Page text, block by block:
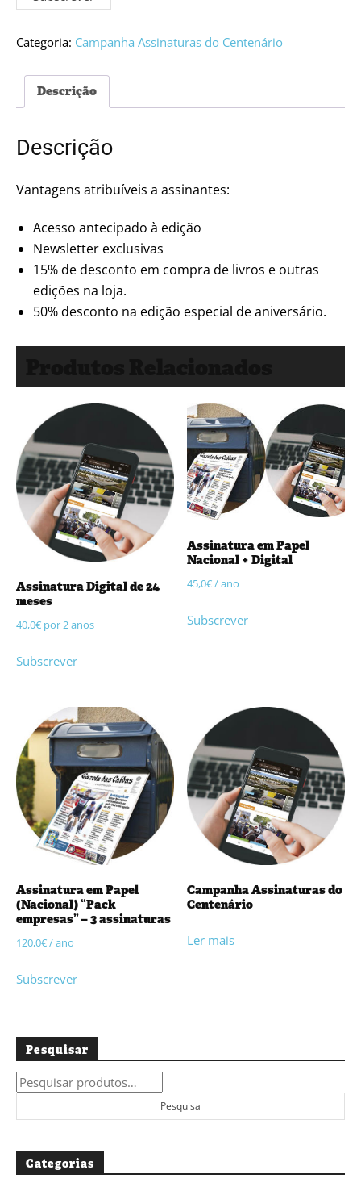
de
Digital
12
meses
Categoria: Campanha Assinaturas do Centenário
Descrição
Descrição
Vantagens atribuíveis a assinantes:
Acesso antecipado à edição
Newsletter exclusivas
15% de desconto em compra de livros e outras
edições na loja.
50% desconto na edição especial de aniversário.
Assinatura Digital de 24
meses
40,0€ por 2 anos
Subscrever
Assinatura em Papel
Nacional + Digital
45,0€/ ano
Subscrever
Assinatura em Papel
(Nacional) “Pack
empresas” – 3 assinaturas
120,0€/ ano
Subscrever
Campanha Assinaturas do
Centenário
Ler mais
Pesquisar
Pesquisar
por:
Pesquisa
Categorias